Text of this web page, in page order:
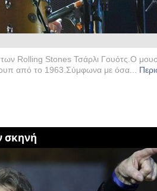
Rolling Stones Τσάρλι Γουότς.Ο
από το 1963.Σύμφωνα με όσα...
σκηνή